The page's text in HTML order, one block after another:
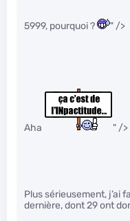
5999, pourquoi ? " />
Aha " />
Plus sérieusement, j’ai
dernière, dont 29 ont